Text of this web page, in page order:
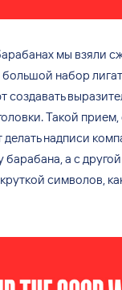
мы взяли
большой набор
создавать
Такой прием,
надписи
барабана, а сдругой
символов,